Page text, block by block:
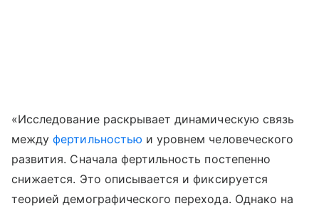
«Исследование раскрывает динамическую связь
междуфертильностью и уровнем человеческого
развития. Сначала фертильность постепенно
снижается. Это описывается и фиксируется
теорией демографического перехода. Однако на